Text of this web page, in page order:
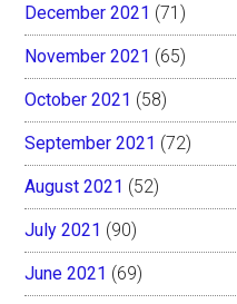
December 2021 (71)
November 2021 (65)
October 2021 (58)
September 2021 (72)
August 2021 (52)
July 2021 (90)
June 2021 (69)